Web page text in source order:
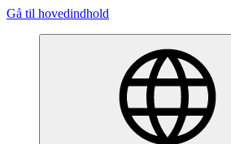
Gå til hovedindhold